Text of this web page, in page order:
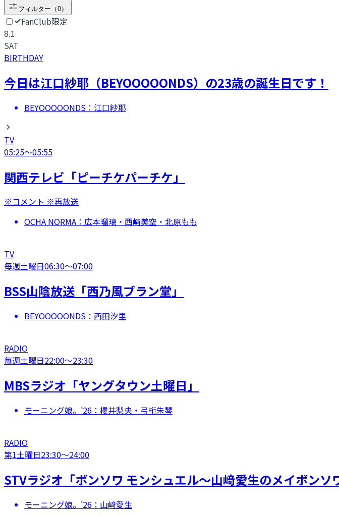
フィルター （0）
FanClub限定
8.1
SAT
BIRTHDAY
今日は江口紗耶（BEYOOOOONDS）の23歳の誕生日です！
BEYOOOOONDS：江口紗耶
TV
05:25〜05:55
関西テレビ「ピーチケパーチケ」
※コメント ※再放送
OCHA NORMA：広本瑠璃・西﨑美空・北原もも
TV
毎週土曜日06:30〜07:00
BSS山陰放送「西乃風ブラン堂」
BEYOOOOONDS：西田汐里
RADIO
毎週土曜日22:00〜23:30
MBSラジオ「ヤングタウン土曜日」
モーニング娘。'26：櫻井梨央・弓桁朱琴
RADIO
第1土曜日23:30〜24:00
STVラジオ「ボンソワ モンシュエル〜山﨑愛生のメイボンソ
モーニング娘。'26：山﨑愛生